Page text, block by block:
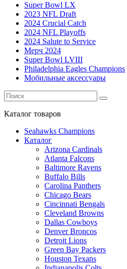
Super Bowl LX
2023 NFL Draft
2024 Crucial Catch
2024 NFL Playoffs
2024 Salute to Service
Мерч 2024
Super Bowl LVIII
Philadelphia Eagles Champions
Мобильные аксессуары
Каталог товаров
Seahawks Champions
Каталог
Arizona Cardinals
Atlanta Falcons
Baltimore Ravens
Buffalo Bills
Carolina Panthers
Chicago Bears
Cincinnati Bengals
Cleveland Browns
Dallas Cowboys
Denver Broncos
Detroit Lions
Green Bay Packers
Houston Texans